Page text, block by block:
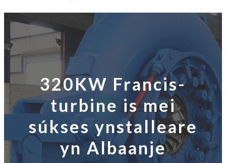
320KW Francis-
turbine is mei
súkses ynstalleare
yn Albaanje